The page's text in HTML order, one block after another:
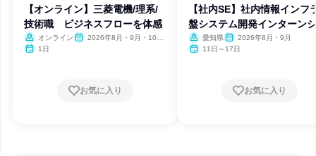
【オンライン】三菱電機/理系/
技術職 ビジネスフローを体感
オンライン
2026年8月・9月・10
1日
お気に入り
【社内SE】社内情報インフ
盤システム開発インターン
プ 愛知県
2026年8月・9月
11日～17日
お気に入り